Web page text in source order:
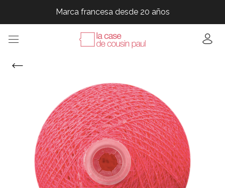
Marca francesa desde 20 años
Marca francesa desde 20 años